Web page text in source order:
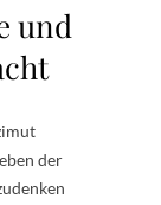
und
der